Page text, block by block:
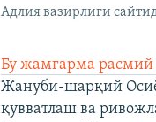
Адлия вазирлиги
Бу жамғарма
Жануби-шарқий
қувватлаш ва